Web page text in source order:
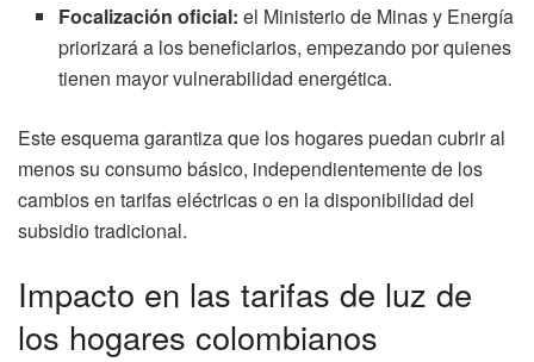
Focalización oficial: el Ministerio de Minas y Energía
priorizará a los beneficiarios, empezando por quienes
tienen mayor vulnerabilidad energética.
Este esquema garantiza que los hogares puedan cubrir al
menos su consumo básico, independientemente de los
cambios en tarifas eléctricas o en la disponibilidad del
subsidio tradicional.
Impacto en las tarifas de luz de
los hogares colombianos